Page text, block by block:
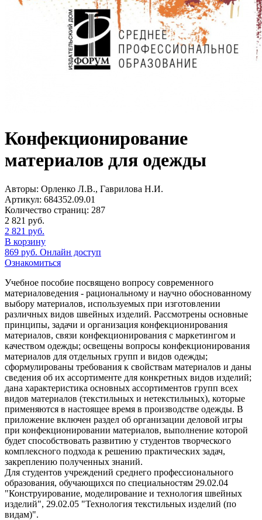
Конфекционирование
материалов для одежды
Авторы: Орленко Л.В., Гаврилова Н.И.
Артикул: 684352.09.01
Количество страниц: 287
2 821 руб.
2 821 руб.
В корзину
869 руб. Онлайн доступ
Ознакомиться
Учебное пособие посвящено вопросу современного
материаловедения - рациональному и научно обоснованному
выбору материалов, используемых при изготовлении
различных видов швейных изделий. Рассмотрены основные
принципы, задачи и организация конфекционирования
материалов, связи конфекционирования с маркетингом и
качеством одежды; освещены вопросы конфекционирования
материалов для отдельных групп и видов одежды;
сформулированы требования к свойствам материалов и даны
сведения об их ассортименте для конкретных видов изделий;
дана характеристика основных ассортиментов групп всех
видов материалов (текстильных и нетекстильных), которые
применяются в настоящее время в производстве одежды. В
приложение включен раздел об организации деловой игры
при конфекционировании материалов, выполнение которой
будет способствовать развитию у студентов творческого
комплексного подхода к решению практических задач,
закреплению полученных знаний.
Для студентов учреждений среднего профессионального
образования, обучающихся по специальностям 29.02.04
"Конструирование, моделирование и технология швейных
изделий", 29.02.05 "Технология текстильных изделий (по
видам)".